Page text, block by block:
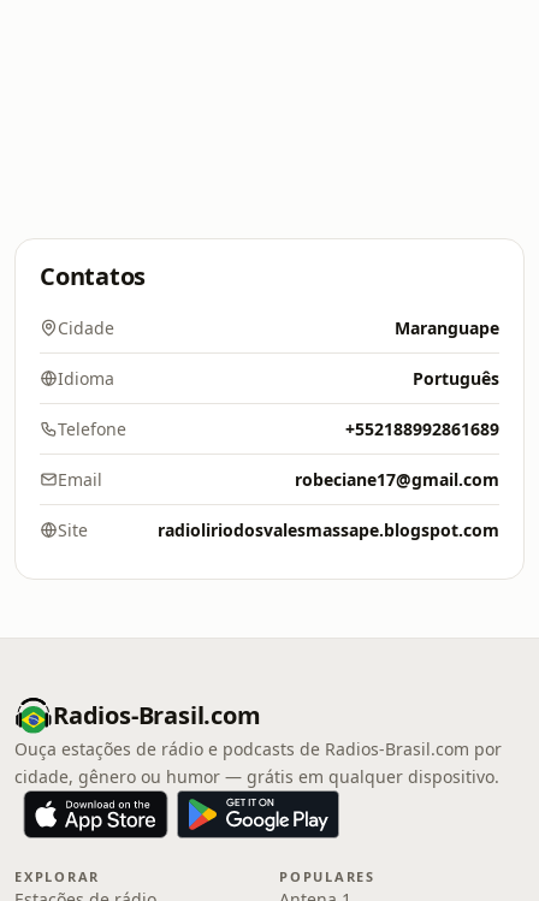
Contatos
Cidade Maranguape
Idioma Português
Telefone +552188992861689
Email robeciane17@gmail.com
Site radioliriodosvalesmassape.blogspot.com
Radios-Brasil.com
Ouça estações de rádio e podcasts de Radios-Brasil.com por
cidade, gênero ou humor — grátis em qualquer dispositivo.
EXPLORAR POPULARES